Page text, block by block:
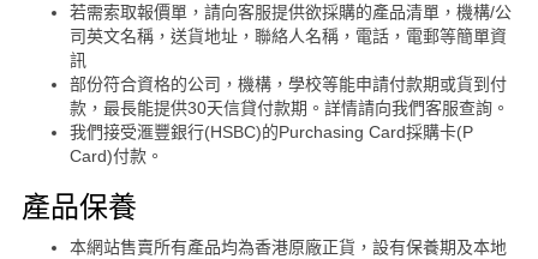
若需索取報價單，請向客服提供欲採購的產品清單，機構/公
司英文名稱，送貨地址，聯絡人名稱，電話，電郵等簡單資
訊
部份符合資格的公司，機構，學校等能申請付款期或貨到付
款，最長能提供30天信貸付款期。詳情請向我們客服查詢。
我們接受滙豐銀行(HSBC)的Purchasing Card採購卡(P
Card)付款。
產品保養
本網站售賣所有產品均為香港原廠正貨，設有保養期及本地